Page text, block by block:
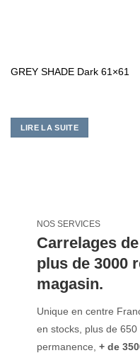
GREY SHADE Dark 61×61
LIRE LA SUITE
NOS SERVICES
Carrelages
plus de 3000
magasin.
Unique en centre
en stocks, plus de
permanence,+ de